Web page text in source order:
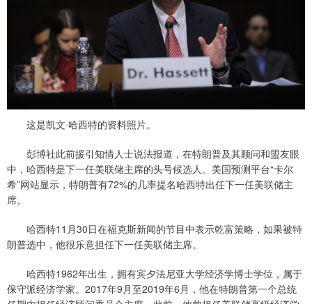
这是凯文·哈西特的资料照片。
彭博社此前援引知情人士说法报道，在特朗普及其顾问和盟友眼
中，哈西特是下一任美联储主席的头号候选人。美国预测平台“卡尔
希”网站显示，特朗普有72%的几率提名哈西特出任下一任美联储主
席。
哈西特11月30日在福克斯新闻的节目中表示乾富策略，如果被特
朗普选中，他很乐意担任下一任美联储主席。
哈西特1962年出生，拥有宾夕法尼亚大学经济学博士学位，属于
保守派经济学家。2017年9月至2019年6月，他在特朗普第一个总统